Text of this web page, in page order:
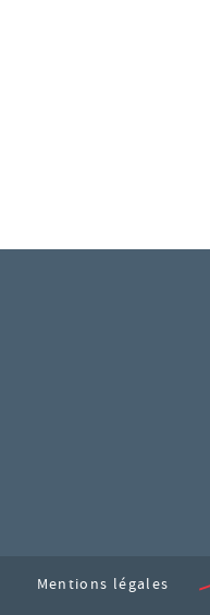
Mentions légales